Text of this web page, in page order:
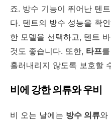
죠. 방수 기능이 뛰어난 텐
다. 텐트의 방수 성능을 확
한 모델을 선택하고, 텐트
것도 좋습니다. 또한, 타프
흘러내리지 않도록 보호할
비에 강한 의류와 우비
비 오는 날에는 방수 의류와